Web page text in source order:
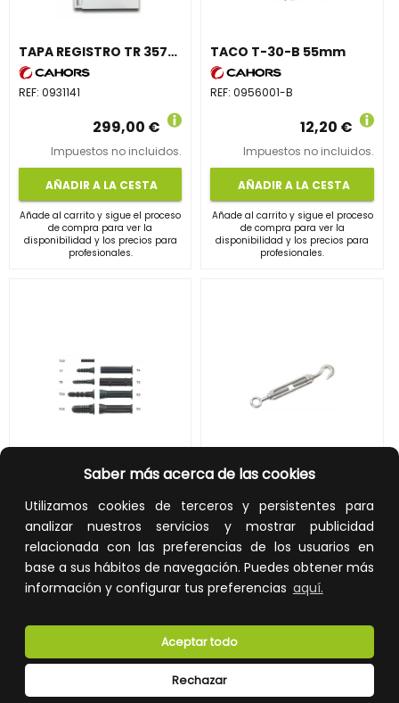
Saber más acerca de las cookies
Utilizamos cookies de terceros y persistentes para
analizar nuestros servicios y mostrar publicidad
relacionada con las preferencias de los usuarios en
base a sus hábitos de navegación. Puedes obtener más
información y configurar tus preferencias aquí.
Rechazar
Aceptar todo
TAPA REGISTRO TR 3570 1/2filas 150/300 FONDO
REF: 0931141
299,00 €
Impuestos no incluidos.
AÑADIR A LA CESTA
Añade al carrito y sigue el proceso
de compra para ver la
disponibilidad y los precios para
profesionales.
TACO T-30-B 55mm
REF:0956001-B
12,20 €
Impuestos no incluidos.
AÑADIR A LA CESTA
Añade al carrito y sigue el proceso
de compra para ver la
disponibilidad y los precios para
profesionales.
TACO T-7-B
REF:0956004-B
10,90 €
Impuestos no incluidos.
AÑADIR A LA CESTA
Añade al carrito y sigue el proceso
disponibilidad y los precios para
profesionales.
REF: 0956062-B
17,90 €
Impuestos no incluidos.
AÑADIR A LA CESTA
Añade al carrito y sigue el proceso
disponibilidad y los precios para
profesionales.